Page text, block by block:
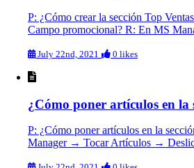
P: ¿Cómo crear la sección Top
Campo promocional? R: En MS
July 22nd, 2021 0 likes
¿Cómo poner artículos en la
P: ¿Cómo poner artículos en la
Manager → Tocar Artículos →